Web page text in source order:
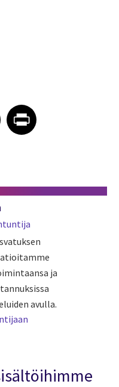
on Email
EmailShare article on Print
ja
avulla.